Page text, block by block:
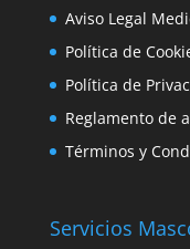
Aviso Legal
Política de
Política de
Reglamento de
Términos y
Servicios